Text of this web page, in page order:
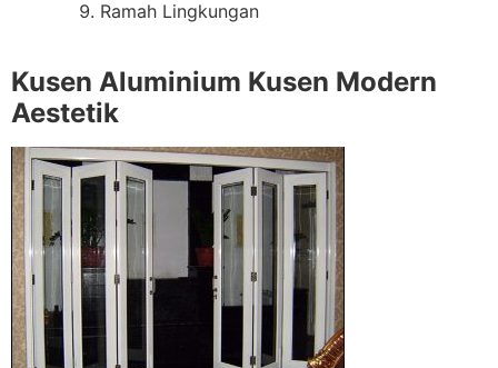
Ramah Lingkungan
Kusen Aluminium Kusen Modern
Aestetik